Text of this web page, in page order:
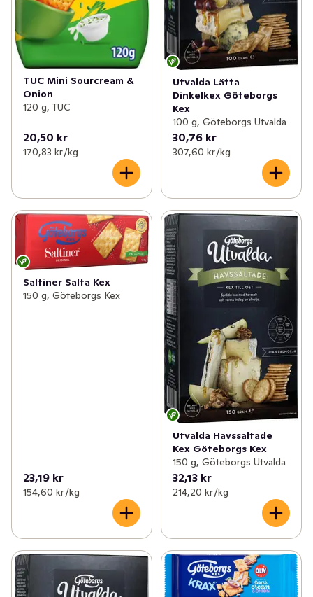
TUC Mini Sourcream &
Onion
120 g, TUC
20,50 kr
170,83 kr /kg
Utvalda Lätta
Dinkelkex Göteborgs
Kex
100 g, Göteborgs Utvalda
30,76 kr
307,60 kr /kg
Saltiner Salta Kex
150 g, Göteborgs Kex
23,19 kr
154,60 kr /kg
Utvalda Havssaltade
Kex Göteborgs Kex
150 g, Göteborgs Utvalda
32,13 kr
214,20 kr /kg